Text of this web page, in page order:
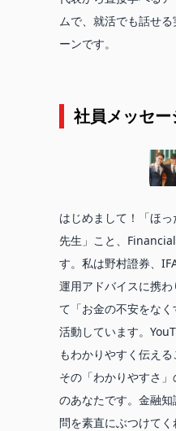
ムで、就活でも話せ
ーンです。
社員メッセー
はじめまして！「ほ
先生」こと、
す。私は野村證券、
運用アドバイスに携
て「お金の不安をな
活動しています。
もわかりやすく伝える
その「わかりやすさ
のあなたです。金融
問を素直にぶつけてく